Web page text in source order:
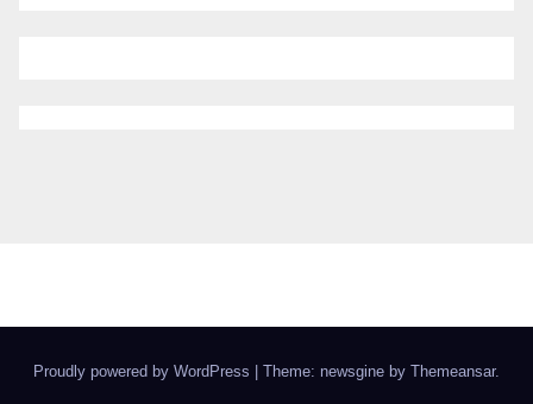
Proudly powered by WordPress Theme: newsgine by Themeansar.